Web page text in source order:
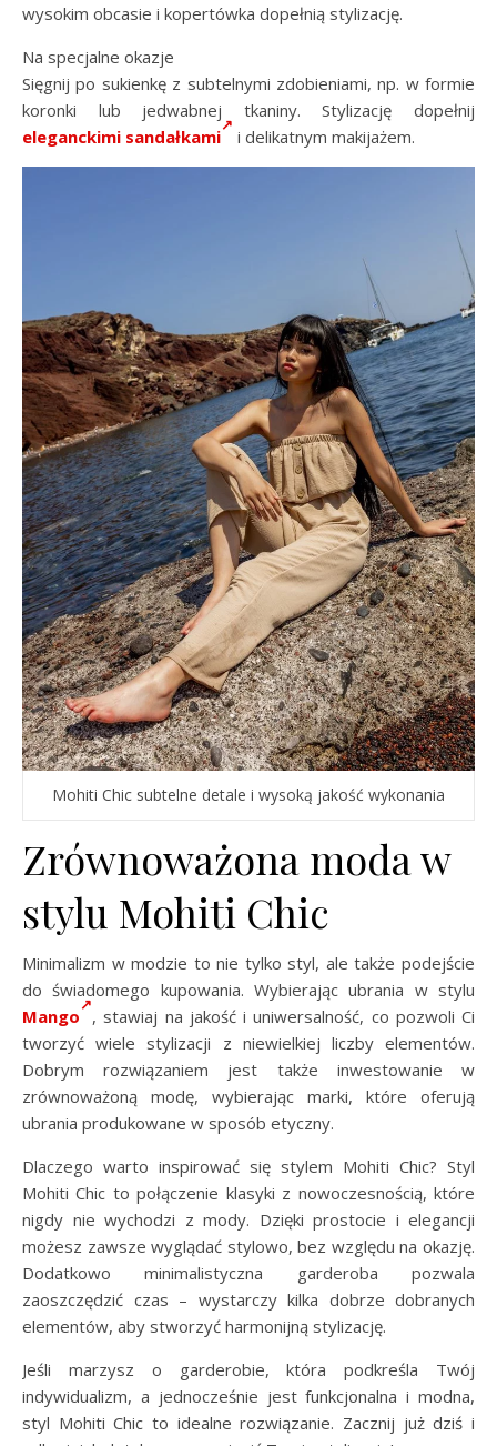
wysokim obcasie i kopertówka dopełnią stylizację.
Na specjalne okazje
Sięgnij po sukienkę z subtelnymi zdobieniami, np. w formie
koronki lub jedwabnej tkaniny. Stylizację dopełnij
eleganckimi sandałkami
i delikatnym makijażem.
Mohiti Chic subtelne detale i wysoką jakość wykonania
Zrównoważona moda w
stylu Mohiti Chic
Minimalizm w modzie to nie tylko styl, ale także podejście
do świadomego kupowania. Wybierając ubrania w stylu
Mango
, stawiaj na jakość i uniwersalność, co pozwoli Ci
tworzyć wiele stylizacji z niewielkiej liczby elementów.
Dobrym rozwiązaniem jest także inwestowanie w
zrównoważoną modę, wybierając marki, które oferują
ubrania produkowane w sposób etyczny.
Dlaczego warto inspirować się stylem Mohiti Chic? Styl
Mohiti Chic to połączenie klasyki z nowoczesnością, które
nigdy nie wychodzi z mody. Dzięki prostocie i elegancji
możesz zawsze wyglądać stylowo, bez względu na okazję.
Dodatkowo minimalistyczna garderoba pozwala
zaoszczędzić czas – wystarczy kilka dobrze dobranych
elementów, aby stworzyć harmonijną stylizację.
Jeśli marzysz o garderobie, która podkreśla Twój
indywidualizm, a jednocześnie jest funkcjonalna i modna,
styl Mohiti Chic to idealne rozwiązanie. Zacznij już dziś i